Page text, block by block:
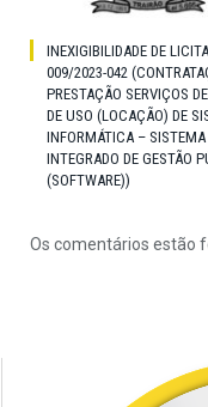
INEXIGIBILIDADE DE
009/2023-042
PRESTAÇÃO SERVIÇOS
DE USO (LOCAÇÃO) DE
INFORMÁTICA – SISTEMA
INTEGRADO DE GESTÃO
(SOFTWARE))
Os comentários estão